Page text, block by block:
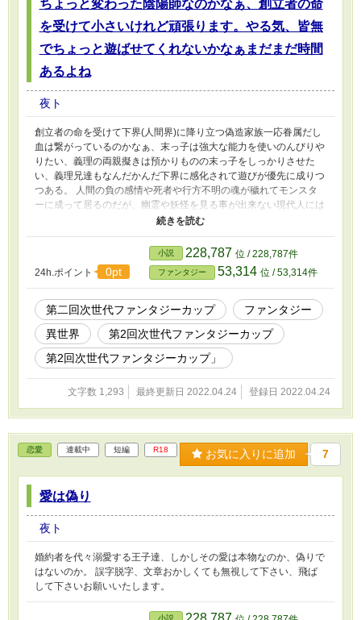
ちょっと変わった陰陽師なのかなぁ、創立者の命
を受けて小さいけれど頑張ります。やる気、皆無
でちょっと遊ばせてくれないかなぁまだまだ時間
あるよね
夜ト
創立者の命を受けて下界(人間界)に降り立つ偽造家族一応眷属だし
血は繋がっているのかなぁ、末っ子は強大な能力を使いのんびりや
りたい、義理の両親擬きは預かりものの末っ子をしっかりさせた
い、義理兄達もなんだかんだ下界に感化されて遊びが優先に成りつ
つある。 人間の負の感情や死者や行方不明の魂が穢れてモンスタ
ーに成って居るのだが、幽霊や妖怪を見る事が出来ない現代人には
穢れなど見ることは出来ない、認識も出来ない。 祓い浄める事な
んて到底出来ない、だから神界からわざわざ派遣され人間に交じり
陰陽師をやる。 陰陽師は半分近く、神界出身か力ある妖怪達が大
半をしめるが時々見える人間も居る、見える人間をスカウトして育
てる事も我々の仕事だ。 そして、地図には乗って居ないが陰陽師
島にはそういう者のみが出入りを許可されており任務以外は基本的
にこの島に帰還し暮らしていく。
24h.ポイント 0pt
小説 228,787 位 / 228,787件
ファンタジー 53,314 位 / 53,314件
第二回次世代ファンタジーカップ
ファンタジー
異世界
第2回次世代ファンタジーカップ
第2回次世代ファンタジーカップ」
文字数 1,293 最終更新日 2022.04.24 登録日 2022.04.24
恋愛 連載中 短編 R18 お気に入りに追加 7
愛は偽り
夜ト
婚約者を代々溺愛する王子達、しかしその愛は本物なのか、偽りで
はないのか。 誤字脱字、文章おかしくても無視して下さい、飛ば
して下さいお願いいたします。
小説